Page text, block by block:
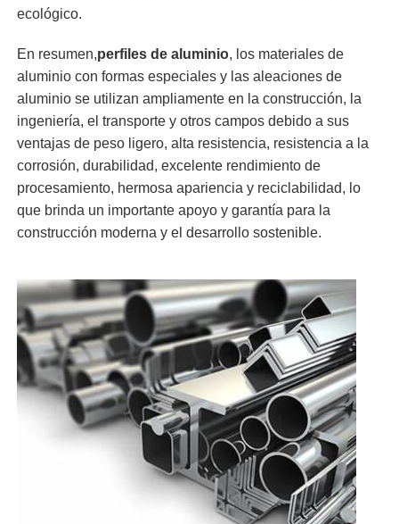
ecológico.
En resumen,perfiles de aluminio, los materiales de
aluminio con formas especiales y las aleaciones de
aluminio se utilizan ampliamente en la construcción, la
ingeniería, el transporte y otros campos debido a sus
ventajas de peso ligero, alta resistencia, resistencia a la
corrosión, durabilidad, excelente rendimiento de
procesamiento, hermosa apariencia y reciclabilidad, lo
que brinda un importante apoyo y garantía para la
construcción moderna y el desarrollo sostenible.